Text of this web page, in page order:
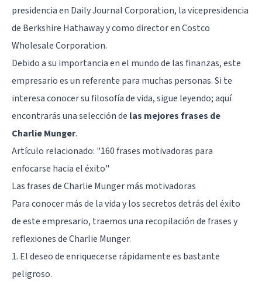
presidencia en Daily Journal Corporation, la vicepresidencia
de Berkshire Hathaway y como director en Costco
Wholesale Corporation.
Debido a su importancia en el mundo de las finanzas, este
empresario es un referente para muchas personas. Si te
interesa conocer su filosofía de vida, sigue leyendo; aquí
encontrarás una selección de las mejores frases de
Charlie Munger.
Artículo relacionado: "160 frases motivadoras para
enfocarse hacia el éxito"
Las frases de Charlie Munger más motivadoras
Para conocer más de la vida y los secretos detrás del éxito
de este empresario, traemos una recopilación de frases y
reflexiones de Charlie Munger.
1. El deseo de enriquecerse rápidamente es bastante
peligroso.